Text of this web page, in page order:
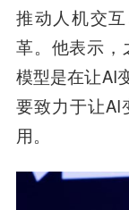
推动人机交
革。他表示，
模型是在让AI
要致力于让AI
用。